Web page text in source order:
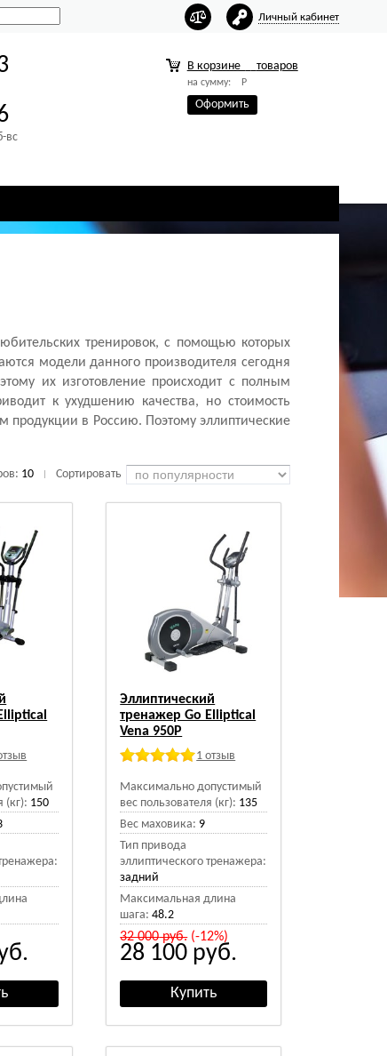
Личный кабинет
вс
В корзине товаров
на сумму: Р
Оформить
тренировок, с помощью которых
модели данного производителя сегодня
их изготовление происходит с полным
к ухудшению качества, но стоимость
продукции в Россию. Поэтому эллиптические
10 Сортировать
(кг): 150
Эллиптический
тренажер Go Elliptical
Vena 950P
1 отзыв
Максимально допустимый
вес пользователя (кг): 135
Вес маховика: 9
Тип привода
эллиптического тренажера:
задний
Максимальная длина
шага: 48.2
32 000руб.(-12%)
28 100 руб.